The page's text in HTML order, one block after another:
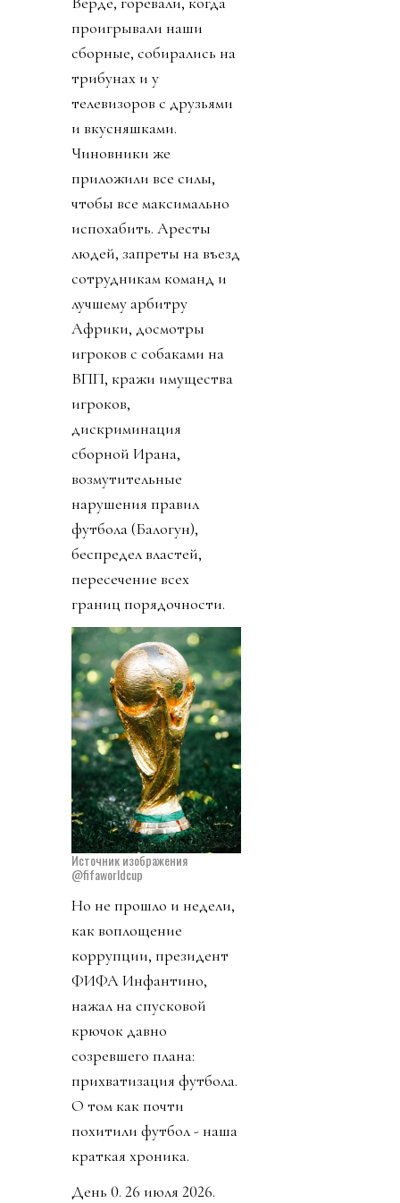
проигрывали наши
сборные, собирались на
трибунах и у
телевизоров с друзьями
и вкусняшками.
Чиновники же
приложили все силы,
чтобы все максимально
испохабить. Аресты
людей, запреты на въезд
сотрудникам команд и
лучшему арбитру
Африки, досмотры
игроков с собаками на
ВПП, кражи имущества
игроков,
дискриминация
сборной Ирана,
возмутительные
нарушения правил
футбола (Балогун),
беспредел властей,
пересечение всех
границ порядочности.
Источник изображения
@fifaworldcup
Но не прошло и недели,
как воплощение
коррупции, президент
ФИФА Инфантино,
нажал на спусковой
крючок давно
созревшего плана:
прихватизация футбола.
О том как почти
похитили футбол - наша
краткая хроника.
День 0. 26 июля 2026.